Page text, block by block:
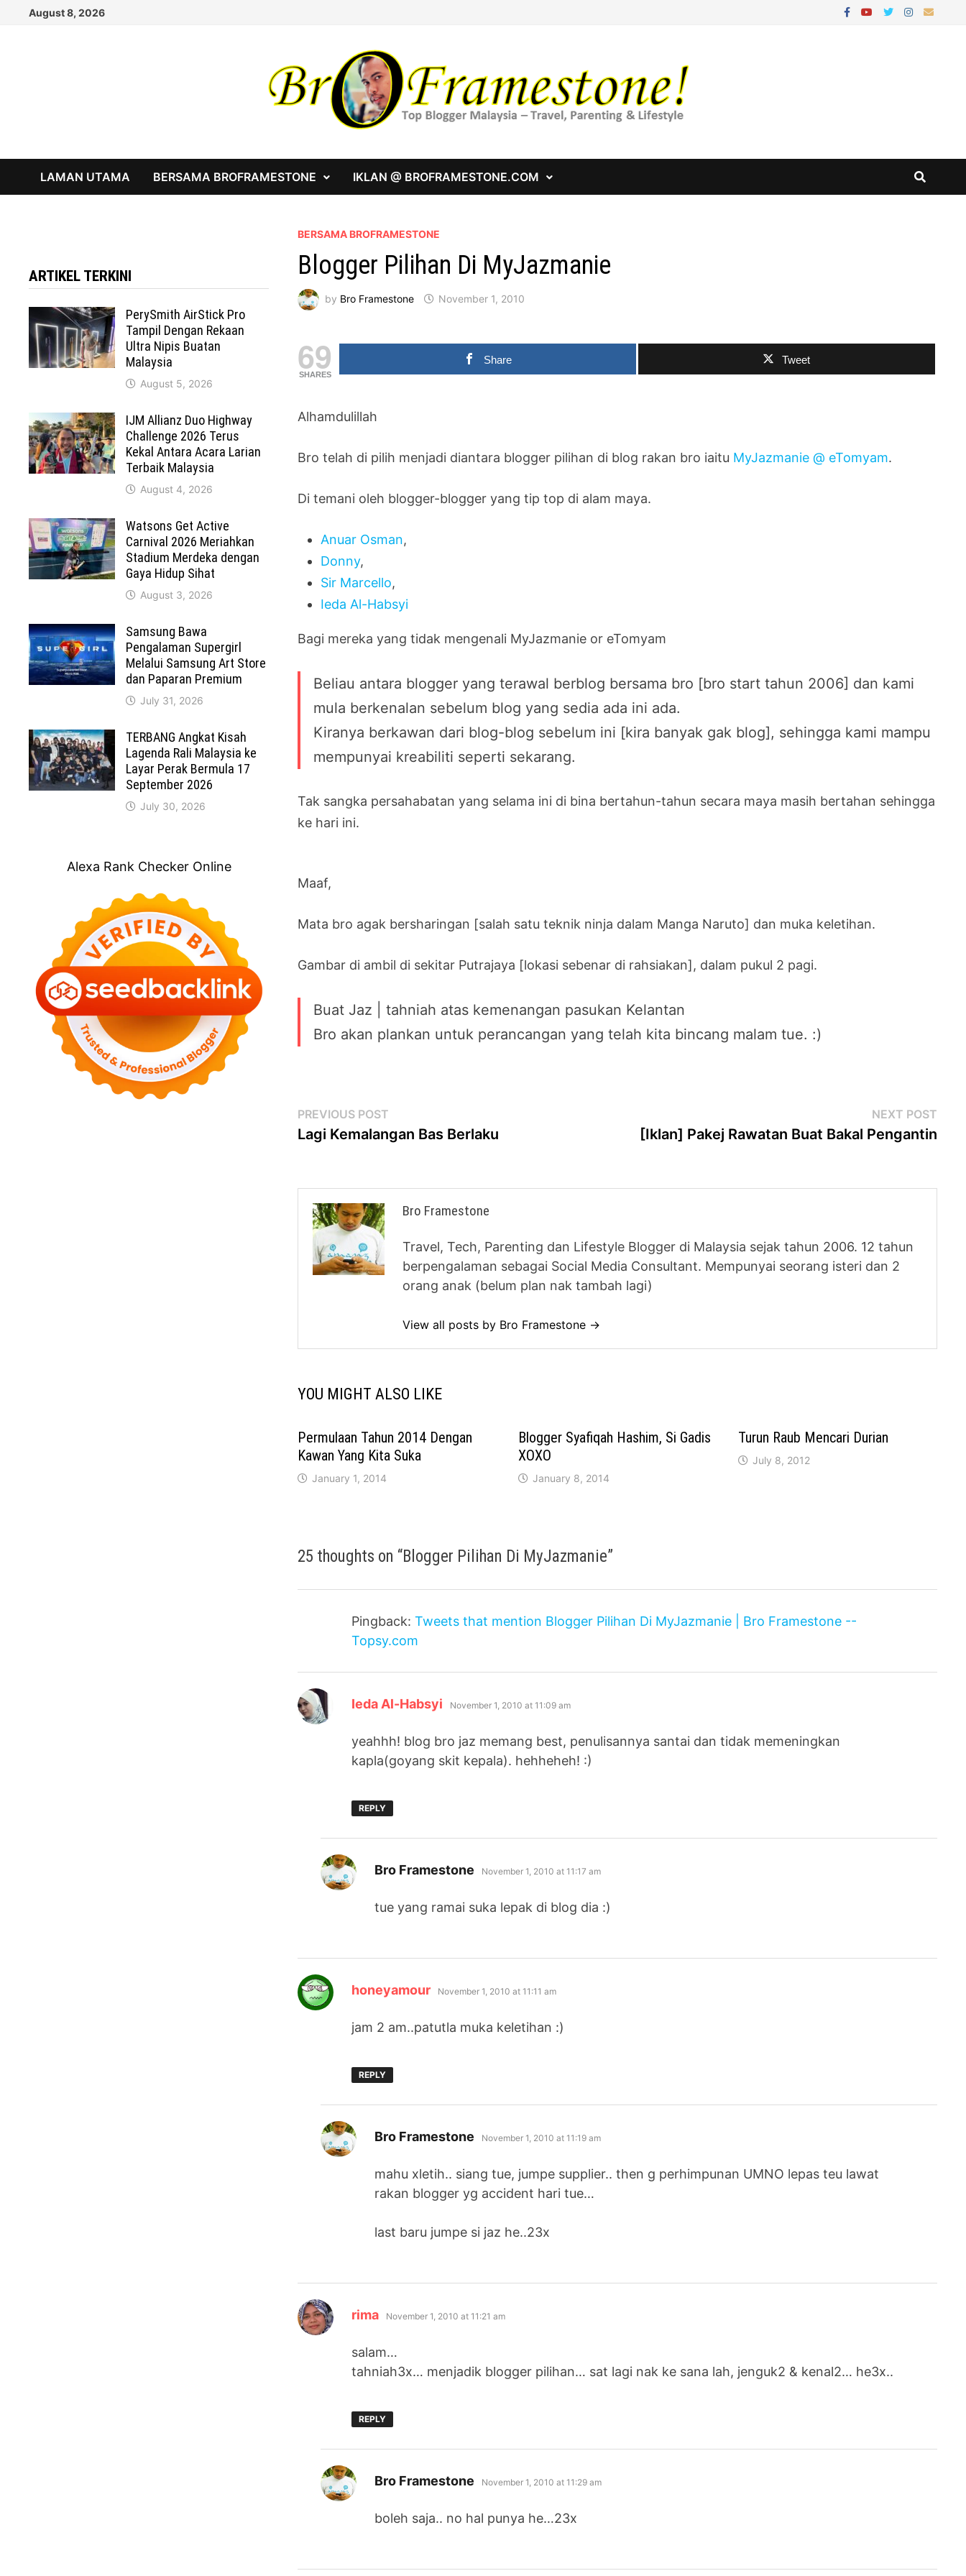
August 8, 2026
LAMAN UTAMA BERSAMA BROFRAMESTONE IKLAN @ BROFRAMESTONE.COM
BERSAMA BROFRAMESTONE
Blogger Pilihan Di MyJazmanie
by Bro Framestone November 1, 2010
69
SHARES
Share Tweet
Alhamdulillah
Bro telah di pilih menjadi diantara blogger pilihan di blog rakan bro iaitu MyJazmanie @ eTomyam.
Di temani oleh blogger-blogger yang tip top di alam maya.
Anuar Osman,
Donny,
Sir Marcello,
Ieda Al-Habsyi
Bagi mereka yang tidak mengenali MyJazmanie or eTomyam
Beliau antara blogger yang terawal berblog bersama bro [bro start tahun 2006] dan kami
mula berkenalan sebelum blog yang sedia ada ini ada.
Kiranya berkawan dari blog-blog sebelum ini [kira banyak gak blog], sehingga kami mampu
mempunyai kreabiliti seperti sekarang.
Tak sangka persahabatan yang selama ini di bina bertahun-tahun secara maya masih bertahan sehingga
ke hari ini.
Maaf,
Mata bro agak bersharingan [salah satu teknik ninja dalam Manga Naruto] dan muka keletihan.
Gambar di ambil di sekitar Putrajaya [lokasi sebenar di rahsiakan], dalam pukul 2 pagi.
Buat Jaz | tahniah atas kemenangan pasukan Kelantan
Bro akan plankan untuk perancangan yang telah kita bincang malam tue. :)
Post
navigation
PREVIOUS POST
post:
Lagi Kemalangan Bas Berlaku
NEXT POSTNext
[Iklan] Pakej Rawatan Buat Bakal Pengantin
Bro Framestone
Travel, Tech, Parenting dan Lifestyle Blogger di Malaysia sejak tahun 2006. 12 tahun
berpengalaman sebagai Social Media Consultant. Mempunyai seorang isteri dan 2
orang anak (belum plan nak tambah lagi)
View all posts by Bro Framestone →
YOU MIGHT ALSO LIKE
Permulaan Tahun 2014 Dengan
Kawan Yang Kita Suka
January 1, 2014
Blogger Syafiqah Hashim, Si Gadis
XOXO
January 8, 2014
Turun Raub Mencari Durian
July 8, 2012
25 thoughts on “Blogger Pilihan Di MyJazmanie”
Pingback:Tweets that mention Blogger Pilihan Di MyJazmanie | Bro Framestone --
Topsy.com
Ieda Al-Habsyi says:
November 1, 2010 at 11:09 am
yeahhh! blog bro jaz memang best, penulisannya santai dan tidak memeningkan
kapla(goyang skit kepala). hehheheh! :)
REPLY
Bro Framestone says:
November 1, 2010 at 11:17 am
tue yang ramai suka lepak di blog dia :)
honeyamour says:
November 1, 2010 at 11:11 am
jam 2 am..patutla muka keletihan :)
REPLY
Bro Framestone says:
November 1, 2010 at 11:19 am
mahu xletih.. siang tue, jumpe supplier.. then g perhimpunan UMNO lepas teu lawat
rakan blogger yg accident hari tue…
last baru jumpe si jaz he..23x
rima says:
November 1, 2010 at 11:21 am
salam…
tahniah3x… menjadik blogger pilihan… sat lagi nak ke sana lah, jenguk2 & kenal2… he3x..
REPLY
Bro Framestone says:
November 1, 2010 at 11:29 am
boleh saja.. no hal punya he…23x
ARTIKEL TERKINI
PerySmith AirStick Pro
Tampil Dengan Rekaan
Ultra Nipis Buatan
Malaysia
August 5, 2026
IJM Allianz Duo Highway
Challenge 2026 Terus
Kekal Antara Acara Larian
Terbaik Malaysia
August 4, 2026
Watsons Get Active
Carnival 2026 Meriahkan
Stadium Merdeka dengan
Gaya Hidup Sihat
August 3, 2026
Samsung Bawa
Pengalaman Supergirl
Melalui Samsung Art Store
dan Paparan Premium
July 31, 2026
TERBANG Angkat Kisah
Lagenda Rali Malaysia ke
Layar Perak Bermula 17
September 2026
July 30, 2026
Alexa Rank Checker Online